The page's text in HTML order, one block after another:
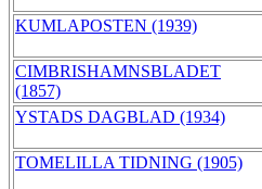
KUMLAPOSTEN (1939)
CIMBRISHAMNSBLADET
(1857)
YSTADS DAGBLAD (1934)
TOMELILLA TIDNING (1905)